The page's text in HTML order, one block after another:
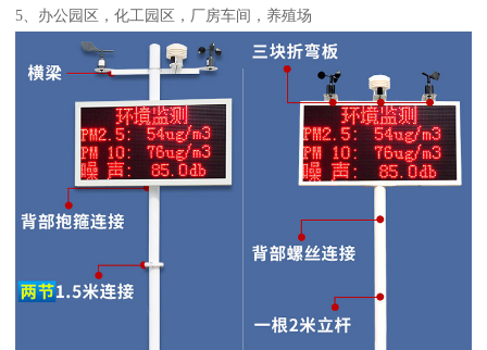
5、办公园区，化工园区，厂房车间，养殖场